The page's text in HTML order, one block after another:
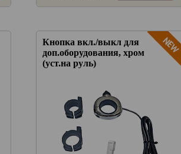
Кнопка вкл./выкл для
доп.оборудования, хром
(уст.на руль)